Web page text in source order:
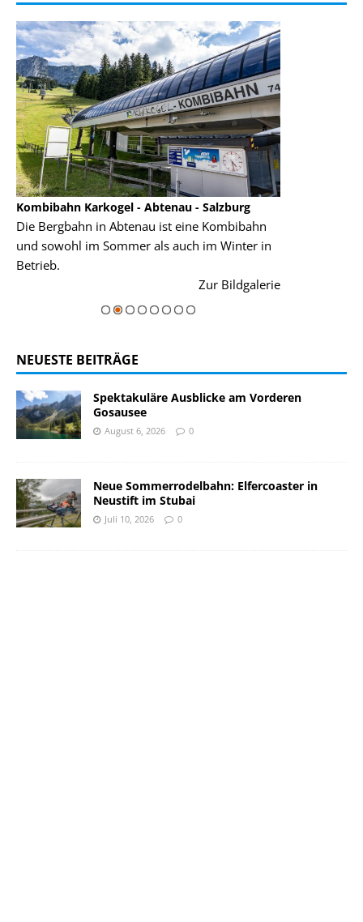
Kombibahn Karkogel - Abtenau - Salzburg
Die Bergbahn in Abtenau ist eine Kombibahn
und sowohl im Sommer als auch im Winter in
Betrieb.
Zur Bildgalerie
NEUESTE BEITRÄGE
Spektakuläre Ausblicke am Vorderen
Gosausee
August 6, 2026 0
Neue Sommerrodelbahn: Elfercoaster in
Neustift im Stubai
Juli 10, 2026 0